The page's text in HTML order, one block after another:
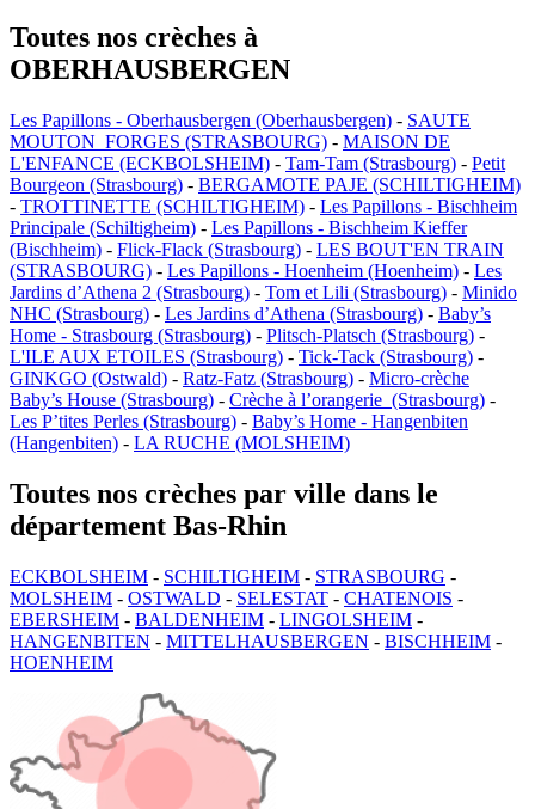
Toutes nos crèches à
OBERHAUSBERGEN
Les Papillons - Oberhausbergen (Oberhausbergen) - SAUTE
MOUTON_FORGES (STRASBOURG) - MAISON DE
L'ENFANCE (ECKBOLSHEIM) - Tam-Tam (Strasbourg) - Petit
Bourgeon (Strasbourg) - BERGAMOTE PAJE (SCHILTIGHEIM)
- TROTTINETTE (SCHILTIGHEIM) - Les Papillons - Bischheim
Principale (Schiltigheim) - Les Papillons - Bischheim Kieffer
(Bischheim) - Flick-Flack (Strasbourg) - LES BOUT'EN TRAIN
(STRASBOURG) - Les Papillons - Hoenheim (Hoenheim) - Les
Jardins d’Athena 2 (Strasbourg) - Tom et Lili (Strasbourg) - Minido
NHC (Strasbourg) - Les Jardins d’Athena (Strasbourg) - Baby’s
Home - Strasbourg (Strasbourg) - Plitsch-Platsch (Strasbourg) -
L'ILE AUX ETOILES (Strasbourg) - Tick-Tack (Strasbourg) -
GINKGO (Ostwald) - Ratz-Fatz (Strasbourg) - Micro-crèche
Baby’s House (Strasbourg) - Crèche à l’orangerie (Strasbourg) -
Les P’tites Perles (Strasbourg) - Baby’s Home - Hangenbiten
(Hangenbiten) - LA RUCHE (MOLSHEIM)
Toutes nos crèches par ville dans le
département Bas-Rhin
ECKBOLSHEIM - SCHILTIGHEIM - STRASBOURG -
MOLSHEIM - OSTWALD - SELESTAT - CHATENOIS -
EBERSHEIM - BALDENHEIM - LINGOLSHEIM -
HANGENBITEN - MITTELHAUSBERGEN - BISCHHEIM -
HOENHEIM